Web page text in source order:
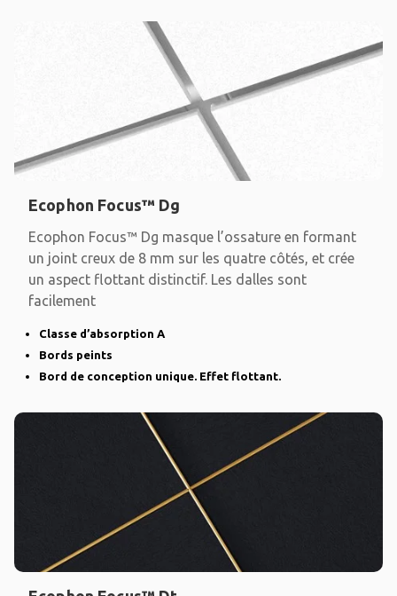
Ecophon Focus™ Dg
Ecophon Focus™ Dg masque l’ossature en formant
un joint creux de 8 mm sur les quatre côtés, et crée
un aspect flottant distinctif. Les dalles sont
facilement
Classe d’absorption A
Bords peints
Bord de conception unique. Effet flottant.